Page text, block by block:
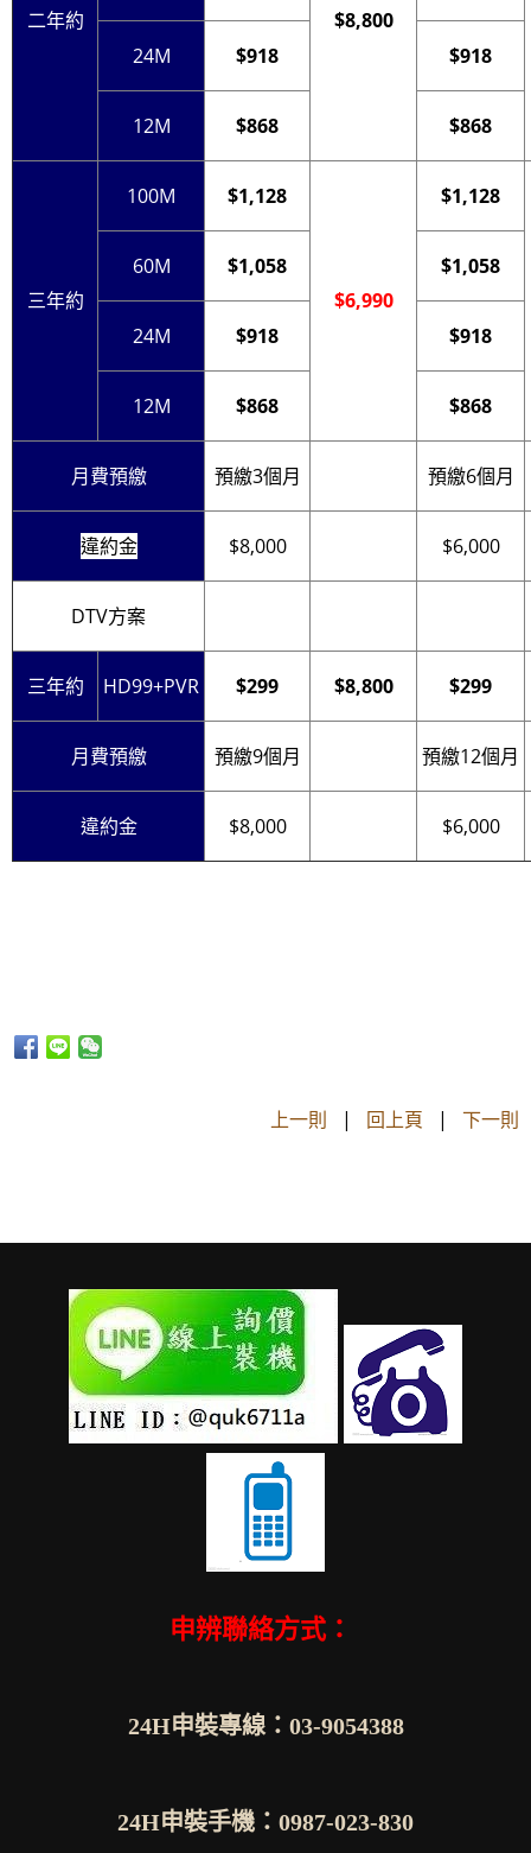
二年約 $8,800
24M $918 $918
12M $868 $868
三年約
100M $1,128
$6,990
$1,128
60M $1,058 $1,058
24M $918 $918
12M $868 $868
月費預繳 預繳3個月 預繳6個月
違約金 $8,000 $6,000
DTV方案
三年約 HD99+PVR $299 $8,800 $299
月費預繳 預繳9個月 預繳12個月
違約金 $8,000 $6,000
上一則 | 回上頁 | 下一則
申辨聯絡方式：
24H申裝專線：03-9054388
24H申裝手機：0987-023-830